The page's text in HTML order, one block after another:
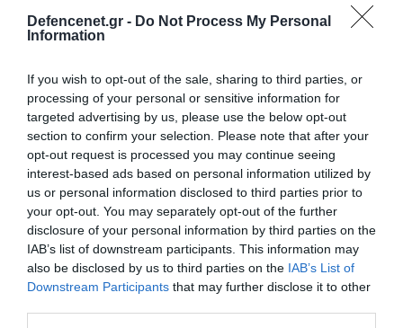
Defencenet.gr - Do Not Process My Personal
Information
If you wish to opt-out of the sale, sharing to third parties, or
processing of your personal or sensitive information for
targeted advertising by us, please use the below opt-out
section to confirm your selection. Please note that after your
opt-out request is processed you may continue seeing
interest-based ads based on personal information utilized by
us or personal information disclosed to third parties prior to
your opt-out. You may separately opt-out of the further
disclosure of your personal information by third parties on the
IAB’s list of downstream participants. This information may
also be disclosed by us to third parties on the IAB’s List of
Downstream Participants that may further disclose it to other
08.08.2026 | 09:02
«Η απόλυτη τραγωδία»: Η «αιχμηρή» ανάρτηση
του Αρκά για τα τατουάζ (φωτο)